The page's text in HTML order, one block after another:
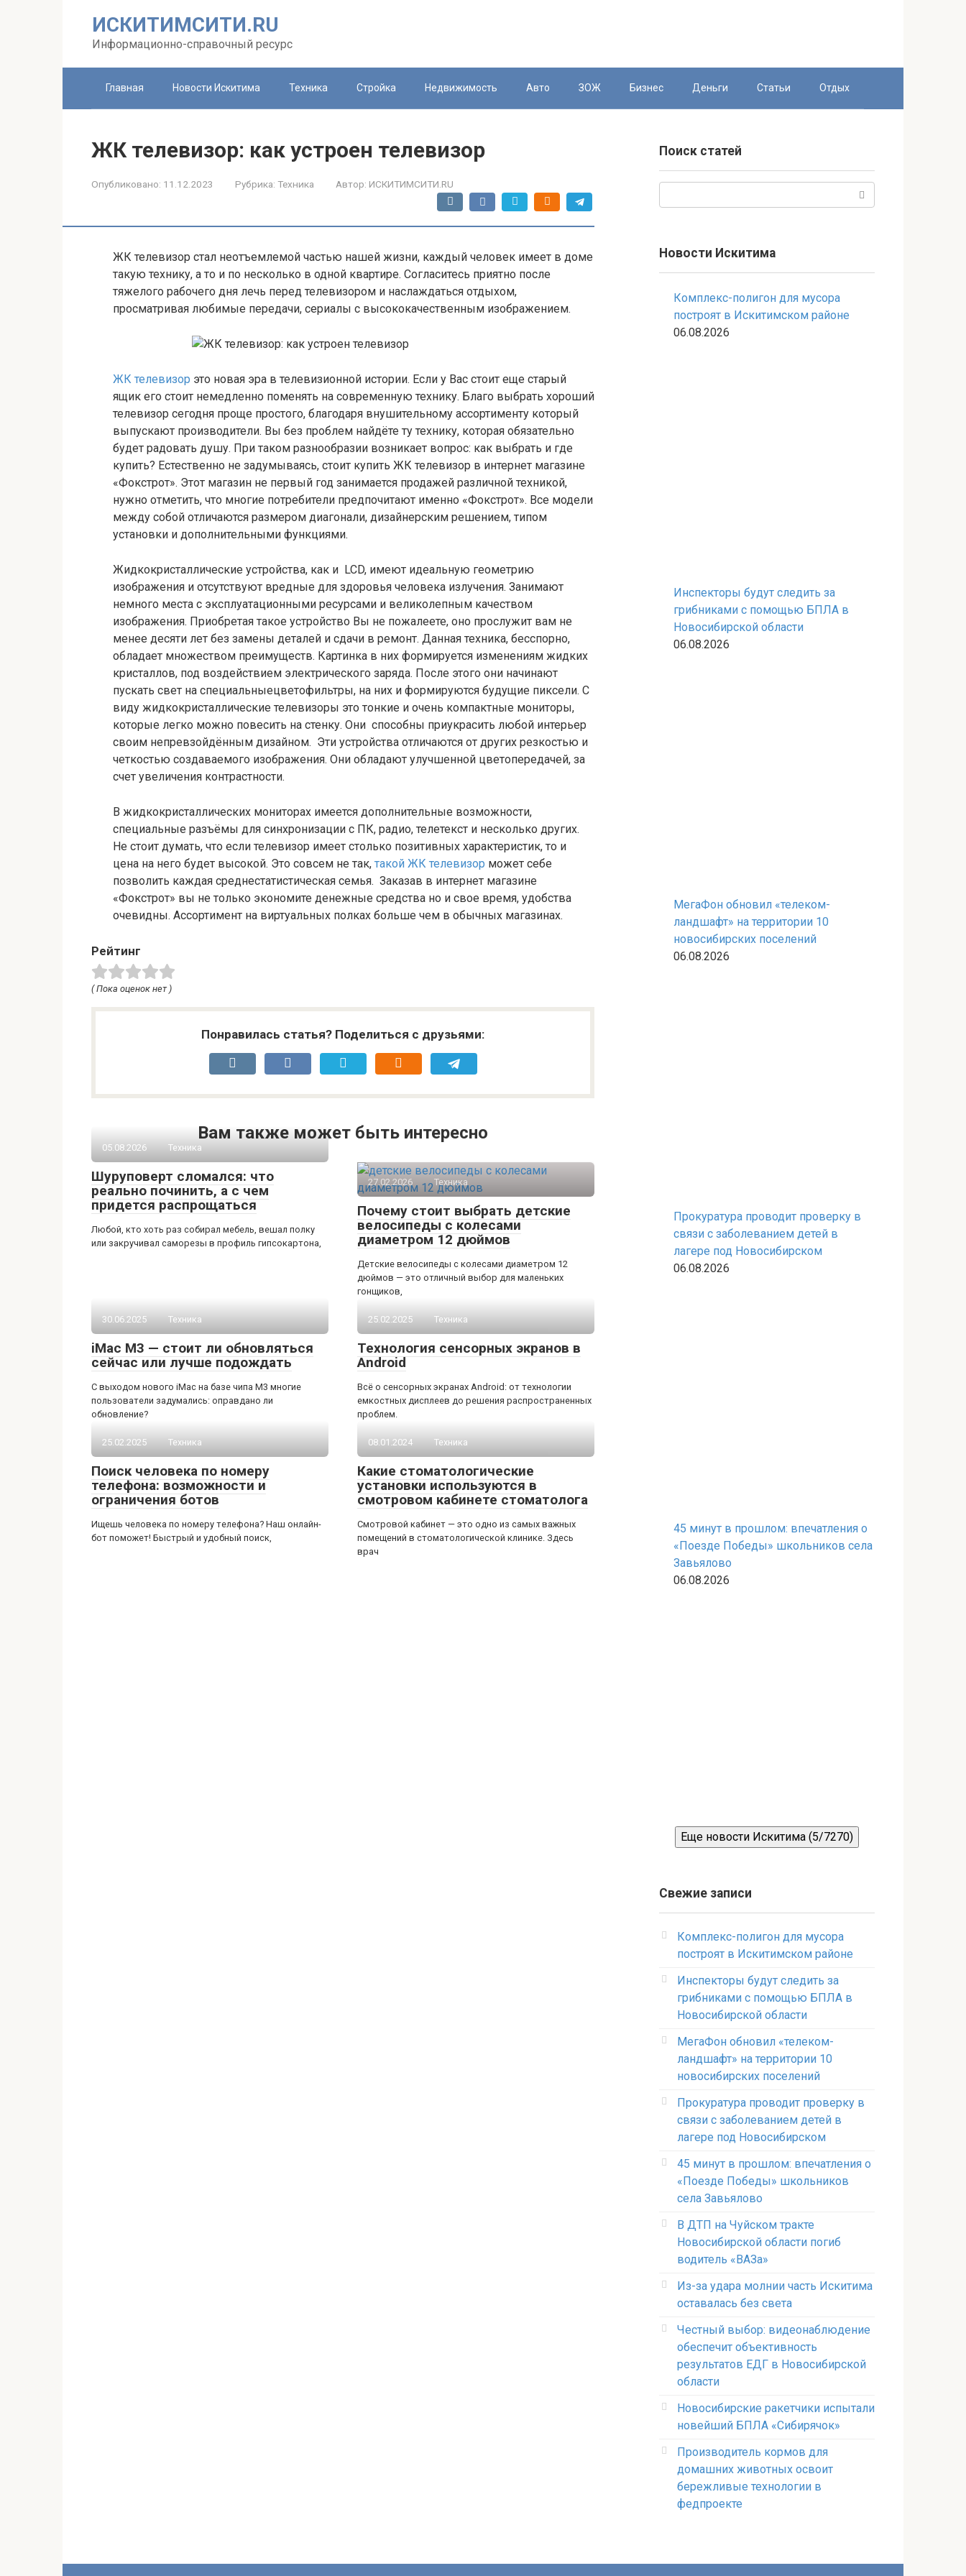
ИСКИТИМСИТИ.RU
Информационно-справочный ресурс
Главная Новости Искитима Техника Стройка Недвижимость Авто ЗОЖ Бизнес Деньги Статьи Отдых
ЖК телевизор: как устроен телевизор
Опубликовано: 11.12.2023 Рубрика: Техника Автор: ИСКИТИМСИТИ.RU
ЖК телевизор стал неотъемлемой частью нашей жизни, каждый человек имеет в доме
такую технику, а то и по несколько в одной квартире. Согласитесь приятно после
тяжелого рабочего дня лечь перед телевизором и наслаждаться отдыхом,
просматривая любимые передачи, сериалы с высококачественным изображением.
ЖК телевизор это новая эра в телевизионной истории. Если у Вас стоит еще старый
ящик его стоит немедленно поменять на современную технику. Благо выбрать хороший
телевизор сегодня проще простого, благодаря внушительному ассортименту который
выпускают производители. Вы без проблем найдёте ту технику, которая обязательно
будет радовать душу. При таком разнообразии возникает вопрос: как выбрать и где
купить? Естественно не задумываясь, стоит купить ЖК телевизор в интернет магазине
«Фокстрот». Этот магазин не первый год занимается продажей различной техникой,
нужно отметить, что многие потребители предпочитают именно «Фокстрот». Все модели
между собой отличаются размером диагонали, дизайнерским решением, типом
установки и дополнительными функциями.
Жидкокристаллические устройства, как и LCD, имеют идеальную геометрию
изображения и отсутствуют вредные для здоровья человека излучения. Занимают
немного места с эксплуатационными ресурсами и великолепным качеством
изображения. Приобретая такое устройство Вы не пожалеете, оно прослужит вам не
менее десяти лет без замены деталей и сдачи в ремонт. Данная техника, бесспорно,
обладает множеством преимуществ. Картинка в них формируется изменениям жидких
кристаллов, под воздействием электрического заряда. После этого они начинают
пускать свет на специальныецветофильтры, на них и формируются будущие пиксели. С
виду жидкокристаллические телевизоры это тонкие и очень компактные мониторы,
которые легко можно повесить на стенку. Они способны приукрасить любой интерьер
своим непревзойдённым дизайном. Эти устройства отличаются от других резкостью и
четкостью создаваемого изображения. Они обладают улучшенной цветопередачей, за
счет увеличения контрастности.
В жидкокристаллических мониторах имеется дополнительные возможности,
специальные разъёмы для синхронизации с ПК, радио, телетекст и несколько других.
Не стоит думать, что если телевизор имеет столько позитивных характеристик, то и
цена на него будет высокой. Это совсем не так, такой ЖК телевизор может себе
позволить каждая среднестатистическая семья. Заказав в интернет магазине
«Фокстрот» вы не только экономите денежные средства но и свое время, удобства
очевидны. Ассортимент на виртуальных полках больше чем в обычных магазинах.
Рейтинг
( Пока оценок нет )
Понравилась статья? Поделиться с друзьями:
Вам также может быть интересно
05.08.2026 Техника
Шуруповерт сломался: что
реально починить, а с чем
придется распрощаться
Любой, кто хоть раз собирал мебель, вешал полку
или закручивал саморезы в профиль гипсокартона,
27.02.2026 Техника
Почему стоит выбрать детские
велосипеды с колесами
диаметром 12 дюймов
Детские велосипеды с колесами диаметром 12
дюймов — это отличный выбор для маленьких
гонщиков,
30.06.2025 Техника
iMac M3 — стоит ли обновляться
сейчас или лучше подождать
С выходом нового iMac на базе чипа M3 многие
пользователи задумались: оправдано ли
обновление?
25.02.2025 Техника
Технология сенсорных экранов в
Android
Всё о сенсорных экранах Android: от технологии
емкостных дисплеев до решения распространенных
проблем.
25.02.2025 Техника
Поиск человека по номеру
телефона: возможности и
ограничения ботов
Ищешь человека по номеру телефона? Наш онлайн-
бот поможет! Быстрый и удобный поиск,
08.01.2024 Техника
Какие стоматологические
установки используются в
смотровом кабинете стоматолога
Смотровой кабинет — это одно из самых важных
помещений в стоматологической клинике. Здесь
врач
Поиск статей
Новости Искитима
Комплекс-полигон для мусора
построят в Искитимском районе
06.08.2026
Инспекторы будут следить за
грибниками с помощью БПЛА в
Новосибирской области
06.08.2026
МегаФон обновил «телеком-
ландшафт» на территории 10
новосибирских поселений
06.08.2026
Прокуратура проводит проверку в
связи с заболеванием детей в
лагере под Новосибирском
06.08.2026
45 минут в прошлом: впечатления о
«Поезде Победы» школьников села
Завьялово
06.08.2026
Еще новости Искитима (5/7270)
Свежие записи
Комплекс-полигон для мусора
построят в Искитимском районе
Инспекторы будут следить за
грибниками с помощью БПЛА в
Новосибирской области
МегаФон обновил «телеком-
ландшафт» на территории 10
новосибирских поселений
Прокуратура проводит проверку в
связи с заболеванием детей в
лагере под Новосибирском
45 минут в прошлом: впечатления о
«Поезде Победы» школьников
села Завьялово
В ДТП на Чуйском тракте
Новосибирской области погиб
водитель «ВАЗа»
Из-за удара молнии часть Искитима
оставалась без света
Честный выбор: видеонаблюдение
обеспечит объективность
результатов ЕДГ в Новосибирской
области
Новосибирские ракетчики испытали
новейший БПЛА «Сибирячок»
Производитель кормов для
домашних животных освоит
бережливые технологии в
федпроекте